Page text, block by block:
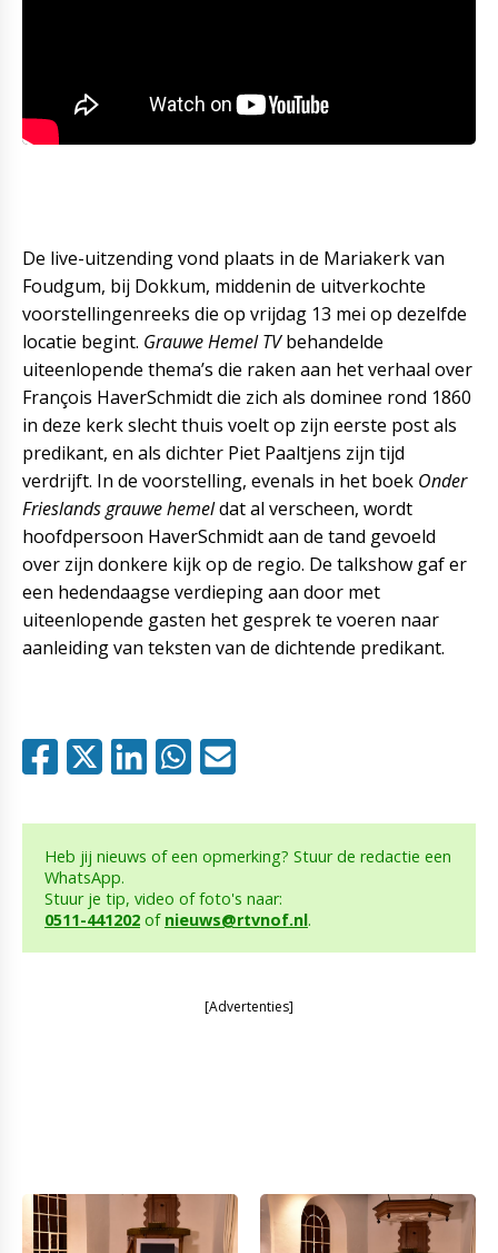
De live-uitzending vond plaats in de Mariakerk van
Foudgum, bij Dokkum, middenin de uitverkochte
voorstellingenreeks die op vrijdag 13 mei op dezelfde
locatie begint. Grauwe Hemel TVbehandelde
uiteenlopende thema’s die raken aan het verhaal over
François HaverSchmidt die zich als dominee rond 1860
in deze kerk slecht thuis voelt op zijn eerste post als
predikant, en als dichter Piet Paaltjens zijn tijd
verdrijft. In de voorstelling, evenals in het boek Onder
Frieslands grauwe hemeldat al verscheen, wordt
hoofdpersoon HaverSchmidt aan de tand gevoeld
over zijn donkere kijk op de regio. De talkshow gaf er
een hedendaagse verdieping aan door met
uiteenlopende gasten het gesprek te voeren naar
aanleiding van teksten van de dichtende predikant.
Heb jij nieuws of een opmerking? Stuur de redactie een
WhatsApp.
Stuur je tip, video of foto's naar:
0511-441202 of nieuws@rtvnof.nl.
[Advertenties]